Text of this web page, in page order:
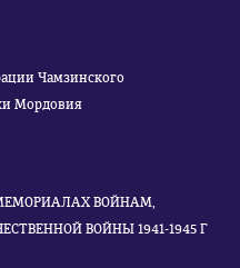
Чамзинского
Мордовия
ВОЙНАМ,
ВОЙНЫ 1941-1945 Г